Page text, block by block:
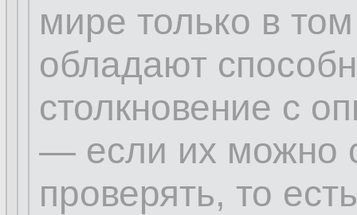
мире только в
обладают
столкновение с
— если их можно
проверять, то